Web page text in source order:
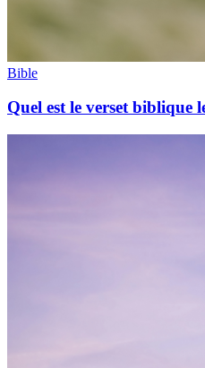
Bible
Quel est le verset biblique